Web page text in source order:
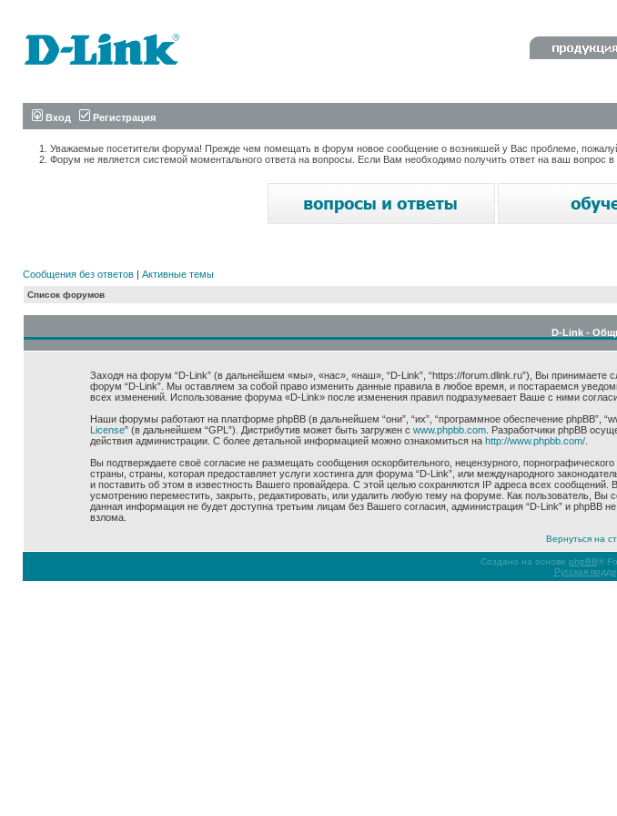
Вход Регистрация
Уважаемые посетители форума! Прежде чем помещать в форум новое сообщение о возникшей у Вас проблеме,
Форум не является системой моментального ответа на вопросы. Если Вам необходимо получить ответ на ваш вопрос
Сообщения без ответов | Активные темы
Список форумов
D-Link -
Заходя на форум “D-Link” (в дальнейшем «мы», «нас», «наш», “D-Link”, “https://forum.dlink.ru”), Вы
форум “D-Link”. Мы оставляем за собой право изменить данные правила в любое время, и постараемся
всех изменений. Использование форума «D-Link» после изменения правил подразумевает Ваше с ними
Наши форумы работают на платформе phpBB (в дальнейшем “они”, “их”, “программное обеспечение phpBB”,
License” (в дальнейшем “GPL”). Дистрибутив может быть загружен с www.phpbb.com. Разработчики phpBB
действия администрации. С более детальной информацией можно ознакомиться на http://www.phpbb.com/.
Вы подтверждаете своё согласие не размещать сообщения оскорбительного, нецензурного,
страны, страны, которая предоставляет услуги хостинга для форума “D-Link”, или международного
и поставить об этом в известность Вашего провайдера. С этой целью сохраняются IP адреса всех
усмотрению переместить, закрыть, редактировать, или удалить любую тему на форуме. Как пользователь,
данная информация не будет доступна третьим лицам без Вашего согласия, администрация “D-Link” и phpBB
взлома.
Вернуться на
Создано на основе phpBB®
Русская